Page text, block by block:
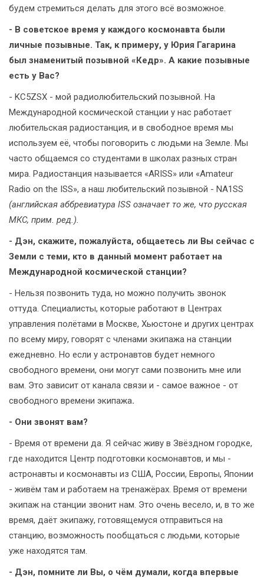
будем стремиться делать для этого всё возможное.
- В советское время у каждого космонавта были
личные позывные. Так, к примеру, у Юрия Гагарина
был знаменитый позывной «Кедр». А какие позывные
есть у Вас?
- KC5ZSX - мой радиолюбительский позывной. На
Международной космической станции у нас работает
любительская радиостанция, и в свободное время мы
используем её, чтобы поговорить с людьми на Земле. Мы
часто общаемся со студентами в школах разных стран
мира. Радиостанция называется «ARISS» или «Amateur
Radio on the ISS», а наш любительский позывной - NA1SS
(английская аббревиатура ISS означает то же, что русская
МКС, прим. ред.).
- Дэн, скажите, пожалуйста, общаетесь ли Вы сейчас с
Земли с теми, кто в данный момент работает на
Международной космической станции?
- Нельзя позвонить туда, но можно получить звонок
оттуда. Специалисты, которые работают в Центрах
управления полётами в Москве, Хьюстоне и других центрах
по всему миру, говорят с членами экипажа на станции
ежедневно. Но если у астронавтов будет немного
свободного времени, они могут сами позвонить мне или
вам. Это зависит от канала связи и - самое важное - от
свободного времени экипажа.
- Они звонят вам?
- Время от времени да. Я сейчас живу в Звёздном городке,
где находится Центр подготовки космонавтов, и мы -
астронавты и космонавты из США, России, Европы, Японии
- живём там и работаем на тренажёрах. Время от времени
экипаж на станции звонит нам. Это очень весело, и, в то же
время, даёт экипажу, готовящемуся отправиться на
станцию, возможность пообщаться с людьми, которые
уже находятся там.
- Дэн, помните ли Вы, о чём думали, когда впервые